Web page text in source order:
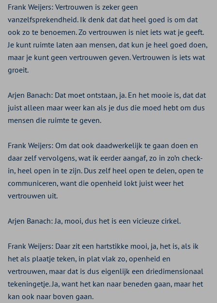
Frank Weijers: Vertrouwen is zeker geen
vanzelfsprekendheid. Ik denk dat dat heel goed is om dat
ook zo te benoemen. Zo vertrouwen is niet iets wat je geeft.
Je kunt ruimte laten aan mensen, dat kun je heel goed doen,
maar je kunt geen vertrouwen geven. Vertrouwen is iets wat
groeit.
Arjen Banach: Dat moet ontstaan, ja. En het mooie is, dat dat
juist alleen maar weer kan als je dus die moed hebt om dus
mensen die ruimte te geven.
Frank Weijers: Om dat ook daadwerkelijk te gaan doen en
daar zelf vervolgens, wat ik eerder aangaf, zo in zo’n check-
in, heel open in te zijn. Dus zelf heel open te delen, open te
communiceren, want die openheid lokt juist weer het
vertrouwen uit.
Arjen Banach: Ja, mooi, dus het is een vicieuze cirkel.
Frank Weijers: Daar zit een hartstikke mooi, ja, het is, als ik
het als plaatje teken, in plat vlak zo, openheid en
vertrouwen, maar dat is dus eigenlijk een driedimensionaal
tekeningetje. Ja, want het kan naar beneden gaan, maar het
kan ook naar boven gaan.